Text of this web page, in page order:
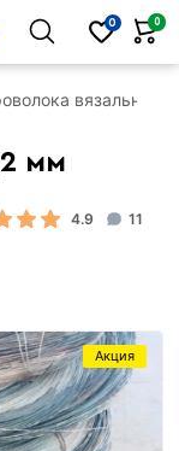
0 0
вязальная
мм
4.9 11
Акция